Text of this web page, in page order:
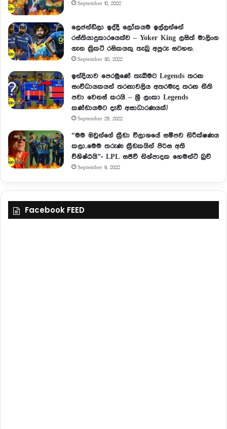
September 10, 2022
ලෙජන්ඩ්ලා ඉද්දී ලෝකයම ඉල්ලන්නේ
රස්තියාදුකාරයෙක්ව – Yoker King ලසිත් මාලිංග
ගැන ක්‍රිකට් රසිකයකු තැබු අපූරු සටහන.
September 30, 2022
ඉන්දියාව පෙරමුණේ තැබීමට Legends තරඟ
සංවිධායකයන් තරඟාවලිය අතරමැද තරඟ නීති
පවා වෙනස් කරයි – ශ්‍රී ලංකා Legends
කණ්ඩායමට දැඩි අසාධාරණයක්.!
September 25, 2022
“මම ඔවුන්ගේ ක්‍රීඩා විලාශයේ සමීපව නිරීක්ෂණය
කලා..මෙම තරුණ ක්‍රීඩකයින් පිරිස අති
විශිෂ්ඨයි”- LPL සජීවී නිශ්පාදක හෙමන්ට් බුච්
September 9, 2022
Facebook FEED